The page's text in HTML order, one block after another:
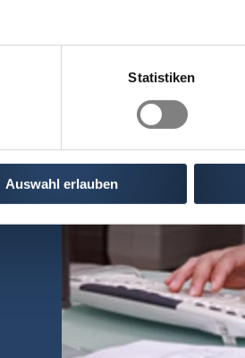
Statistiken
Auswahl erlauben